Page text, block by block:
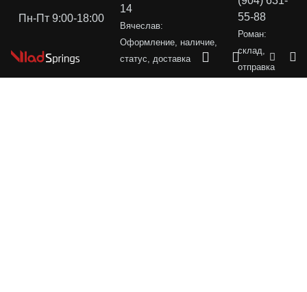
Пн-Пт 9:00-18:00
14
Вячеслав:
Оформление, наличие,
статус, доставка
55-88
Роман:
склад,
отправка